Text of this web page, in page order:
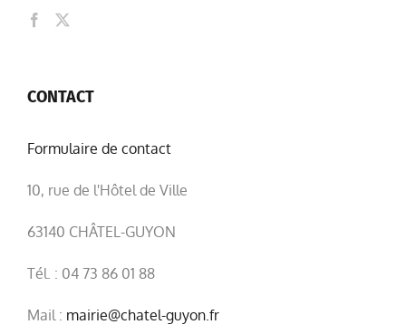
CONTACT
Formulaire de contact
10, rue de l'Hôtel de Ville
63140 CHÂTEL-GUYON
Tél. : 04 73 86 01 88
Mail : mairie@chatel-guyon.fr